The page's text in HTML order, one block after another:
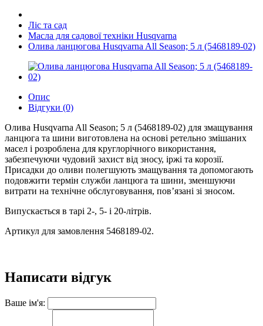
Ліс та сад
Масла для садової техніки Husqvarna
Олива ланцюгова Husqvarna All Season; 5 л (5468189-02)
Опис
Відгуки (0)
Олива Husqvarna All Season; 5 л (5468189-02) для змащування
ланцюга та шини виготовлена на основі ретельно змішаних
масел і розроблена для круглорічного використання,
забезпечуючи чудовий захист від зносу, іржі та корозії.
Присадки до оливи полегшують змащування та допомогають
подовжити термін служби ланцюга та шини, зменшуючи
витрати на технічне обслуговування, пов’язані зі зносом.
Випускається в тарі 2-, 5- і 20-літрів.
Артикул для замовлення 5468189-02.
Написати відгук
Ваше ім'я: